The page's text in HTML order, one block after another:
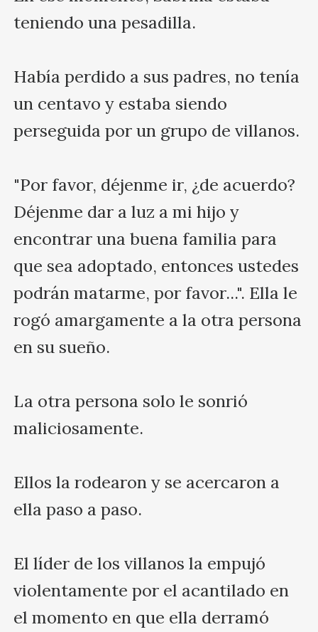
teniendo una pesadilla.
Había perdido a sus padres, no tenía
un centavo y estaba siendo
perseguida por un grupo de villanos.
"Por favor, déjenme ir, ¿de acuerdo?
Déjenme dar a luz a mi hijo y
encontrar una buena familia para
que sea adoptado, entonces ustedes
podrán matarme, por favor...". Ella le
rogó amargamente a la otra persona
en su sueño.
La otra persona solo le sonrió
maliciosamente.
Ellos la rodearon y se acercaron a
ella paso a paso.
El líder de los villanos la empujó
violentamente por el acantilado en
el momento en que ella derramó